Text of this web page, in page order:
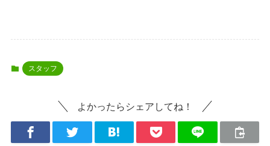
スタッフ
よかったらシェアしてね！